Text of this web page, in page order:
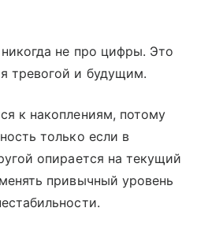
не про цифры. Это
тревогой и будущим.
к накоплениям, потому
только если в
опирается на текущий
привычный уровень